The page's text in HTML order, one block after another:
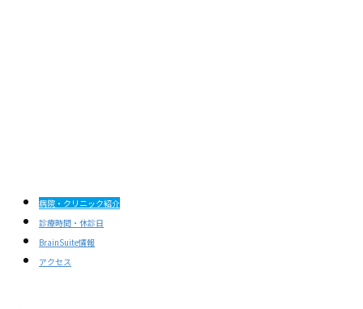
病院・クリニック紹介
診療時間・休診日
BrainSuite情報
アクセス